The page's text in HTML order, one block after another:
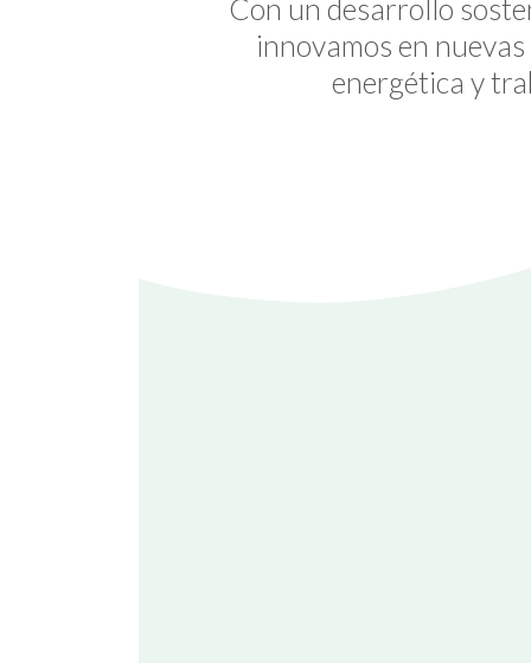
Con un desarrollo
innovamos en
energética y